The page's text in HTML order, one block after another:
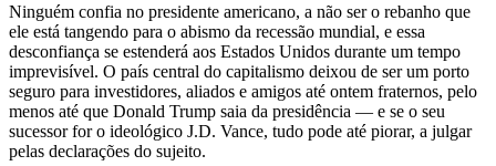
Ninguém confia no presidente americano, a não ser o rebanho que
ele está tangendo para o abismo da recessão mundial, e essa
desconfiança se estenderá aos Estados Unidos durante um tempo
imprevisível. O país central do capitalismo deixou de ser um porto
seguro para investidores, aliados e amigos até ontem fraternos, pelo
menos até que Donald Trump saia da presidência — e se o seu
sucessor for o ideológico J.D. Vance, tudo pode até piorar, a julgar
pelas declarações do sujeito.